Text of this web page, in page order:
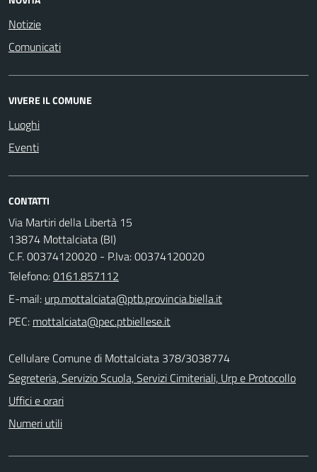
Notizie
Comunicati
VIVERE IL COMUNE
Luoghi
Eventi
CONTATTI
Via Martiri della Libertà 15
13874 Mottalciata (BI)
C.F. 00374120020 - P.Iva: 00374120020
Telefono:0161.857112
E-mail:
PEC:
Cellulare Comune di Mottalciata 378/3038774
Segreteria, Servizio Scuola, Servizi Cimiteriali, Urp e Protocollo
Uffici e orari
Numeri utili